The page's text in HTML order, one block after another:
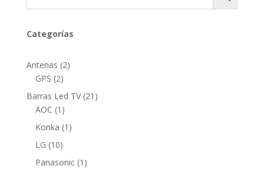
Categorías
Antenas 22
GPS 22
productos
Barras Led TV 21 21
AOC 1 1
producto
Konka 1 1
LG 1010
productos
Panasonic 1 1